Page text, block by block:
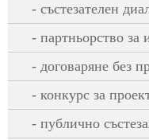
състезателен
партньорство за
договаряне без
конкурс за
публично